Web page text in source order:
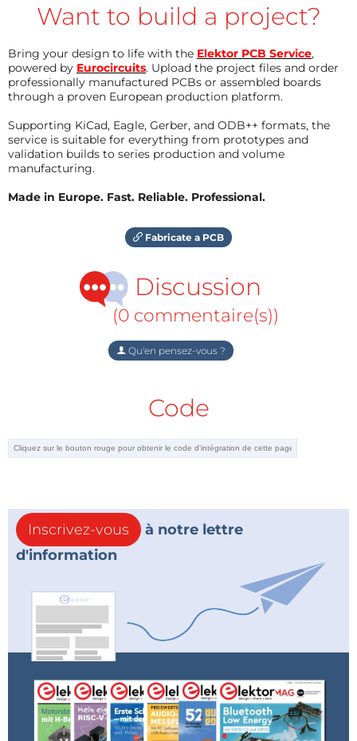
Want to build a project?
Bring your design to life with the Elektor PCB Service,
powered by Eurocircuits. Upload the project files and order
professionally manufactured PCBs or assembled boards
through a proven European production platform.
Supporting KiCad, Eagle, Gerber, and ODB++ formats, the
service is suitable for everything from prototypes and
validation builds to series production and volume
manufacturing.
Made in Europe. Fast. Reliable. Professional.
Fabricate a PCB
Discussion
(0 commentaire(s))
Qu'en pensez-vous ?
Code
Inscrivez-vous
à notre lettre
d'information